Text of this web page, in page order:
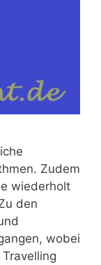
Zudem
wiederholt
den
wobei